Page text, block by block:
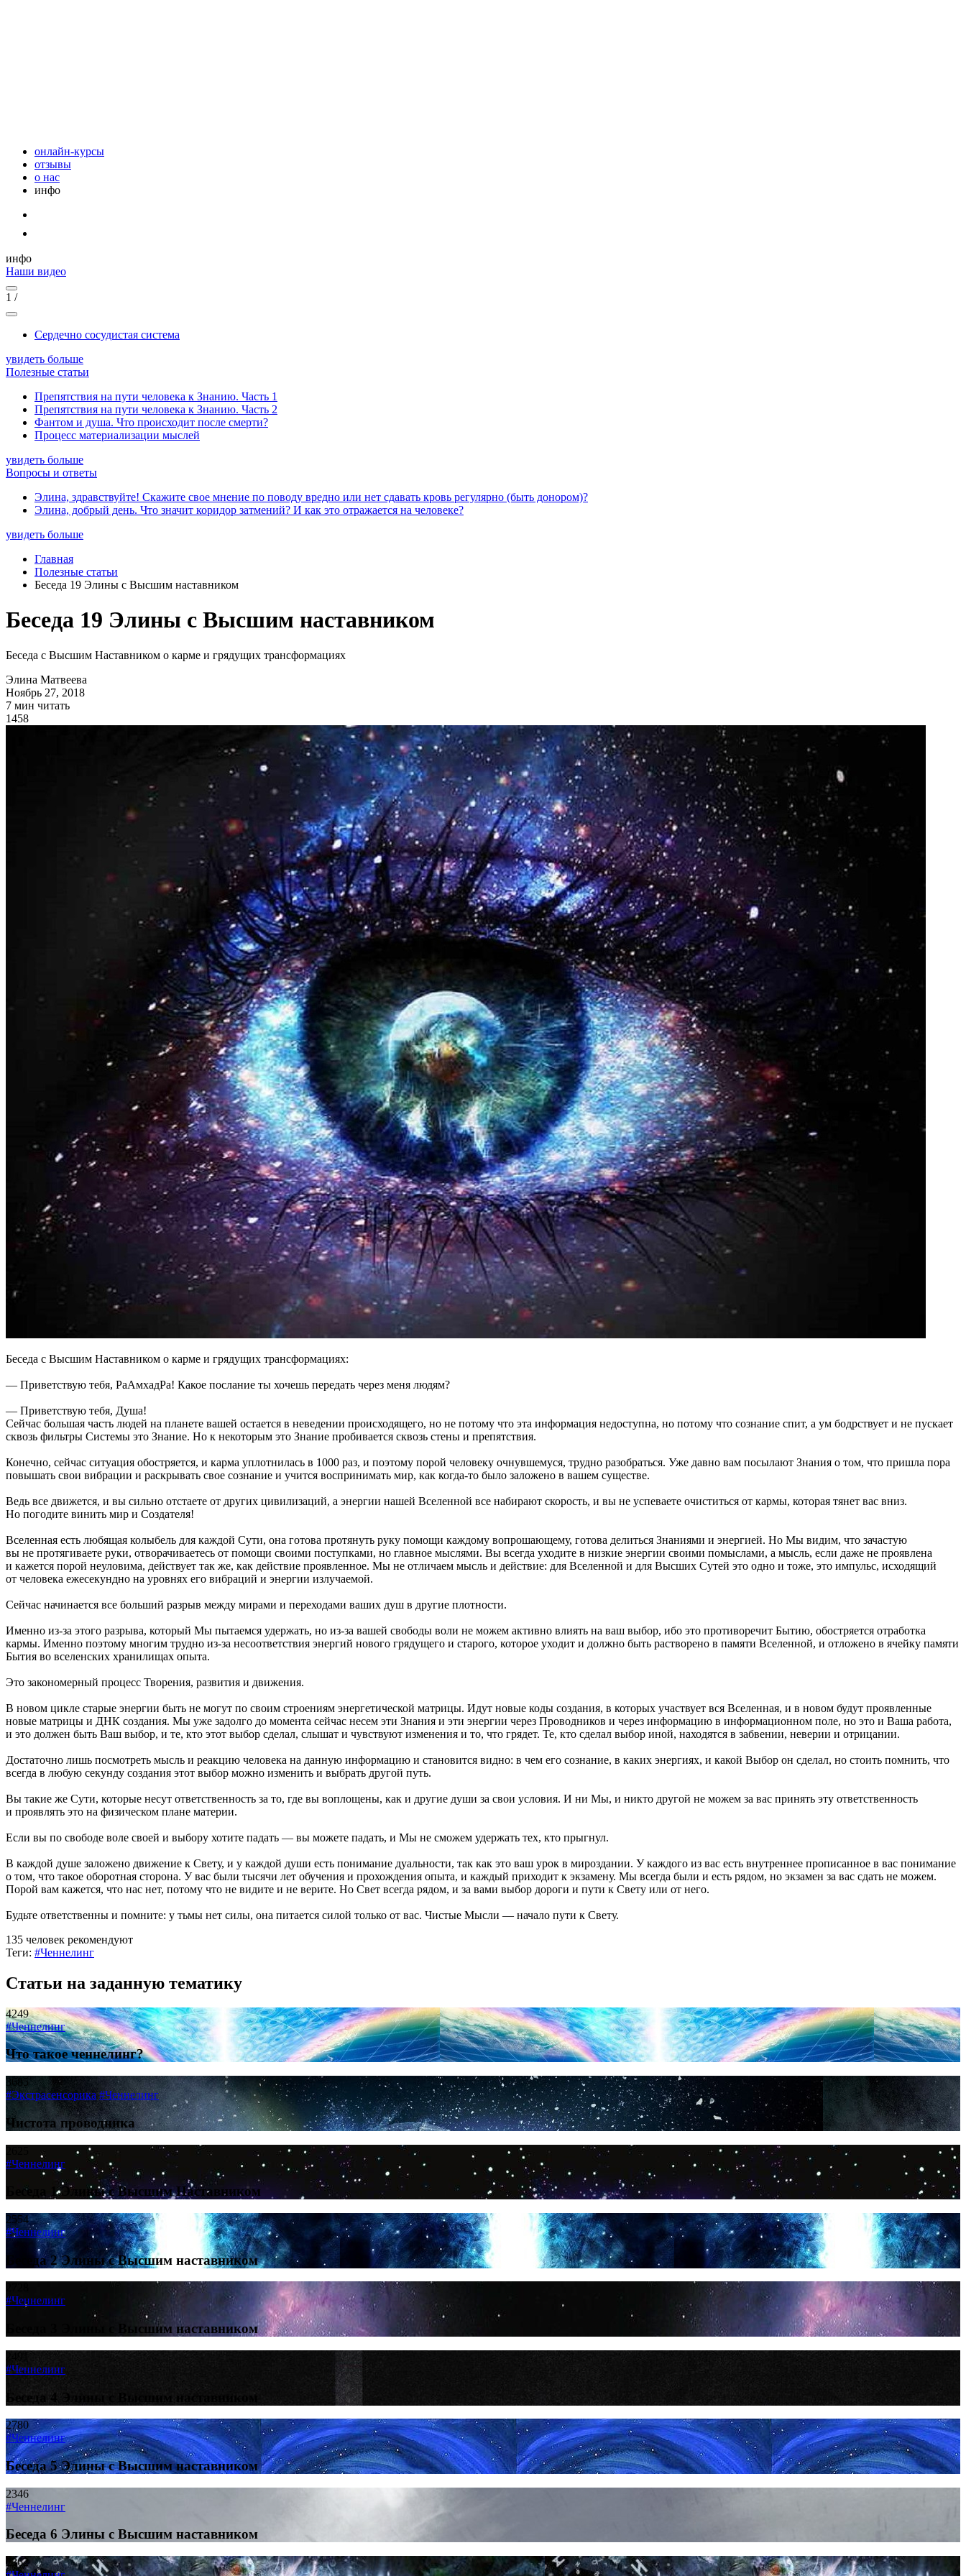
онлайн-курсы
отзывы
о нас
инфо
инфо
Наши видео
1 /
Сердечно сосудистая система
увидеть больше
Полезные статьи
Препятствия на пути человека к Знанию. Часть 1
Препятствия на пути человека к Знанию. Часть 2
Фантом и душа. Что происходит после смерти?
Процесс материализации мыслей
увидеть больше
Вопросы и ответы
Элина, здравствуйте! Скажите свое мнение по поводу вредно или нет сдавать кровь регулярно (быть донором)?
Элина, добрый день. Что значит коридор затмений? И как это отражается на человеке?
увидеть больше
Главная
Полезные статьи
Беседа 19 Элины с Высшим наставником
Беседа 19 Элины с Высшим наставником
Беседа с Высшим Наставником о карме и грядущих трансформациях
Элина Матвеева
Ноябрь 27, 2018
7 мин читать
1458
Беседа с Высшим Наставником о карме и грядущих трансформациях:
— Приветствую тебя, РаАмхадРа! Какое послание ты хочешь передать через меня людям?
— Приветствую тебя, Душа!
Сейчас большая часть людей на планете вашей остается в неведении происходящего, но не потому что эта информация недоступна, но потому что сознание спит, а ум бодрствует и не пускает
сквозь фильтры Системы это Знание. Но к некоторым это Знание пробивается сквозь стены и препятствия.
Конечно, сейчас ситуация обостряется, и карма уплотнилась в 1000 раз, и поэтому порой человеку очнувшемуся, трудно разобраться. Уже давно вам посылают Знания о том, что пришла пора
повышать свои вибрации и раскрывать свое сознание и учится воспринимать мир, как когда-то было заложено в вашем существе.
Ведь все движется, и вы сильно отстаете от других цивилизаций, а энергии нашей Вселенной все набирают скорость, и вы не успеваете очиститься от кармы, которая тянет вас вниз.
Но погодите винить мир и Создателя!
Вселенная есть любящая колыбель для каждой Сути, она готова протянуть руку помощи каждому вопрошающему, готова делиться Знаниями и энергией. Но Мы видим, что зачастую
вы не протягиваете руки, отворачиваетесь от помощи своими поступками, но главное мыслями. Вы всегда уходите в низкие энергии своими помыслами, а мысль, если даже не проявлена
и кажется порой неуловима, действует так же, как действие проявленное. Мы не отличаем мысль и действие: для Вселенной и для Высших Сутей это одно и тоже, это импульс, исходящий
от человека ежесекундно на уровнях его вибраций и энергии излучаемой.
Сейчас начинается все больший разрыв между мирами и переходами ваших душ в другие плотности.
Именно из-за этого разрыва, который Мы пытаемся удержать, но из-за вашей свободы воли не можем активно влиять на ваш выбор, ибо это противоречит Бытию, обостряется отработка
кармы. Именно поэтому многим трудно из-за несоответствия энергий нового грядущего и старого, которое уходит и должно быть растворено в памяти Вселенной, и отложено в ячейку памяти
Бытия во вселенских хранилищах опыта.
Это закономерный процесс Творения, развития и движения.
В новом цикле старые энергии быть не могут по своим строениям энергетической матрицы. Идут новые коды создания, в которых участвует вся Вселенная, и в новом будут проявленные
новые матрицы и ДНК создания. Мы уже задолго до момента сейчас несем эти Знания и эти энергии через Проводников и через информацию в информационном поле, но это и Ваша работа,
и это должен быть Ваш выбор, и те, кто этот выбор сделал, слышат и чувствуют изменения и то, что грядет. Те, кто сделал выбор иной, находятся в забвении, неверии и отрицании.
Достаточно лишь посмотреть мысль и реакцию человека на данную информацию и становится видно: в чем его сознание, в каких энергиях, и какой Выбор он сделал, но стоить помнить, что
всегда в любую секунду создания этот выбор можно изменить и выбрать другой путь.
Вы такие же Сути, которые несут ответственность за то, где вы воплощены, как и другие души за свои условия. И ни Мы, и никто другой не можем за вас принять эту ответственность
и проявлять это на физическом плане материи.
Если вы по свободе воле своей и выбору хотите падать — вы можете падать, и Мы не сможем удержать тех, кто прыгнул.
В каждой душе заложено движение к Свету, и у каждой души есть понимание дуальности, так как это ваш урок в мироздании. У каждого из вас есть внутреннее прописанное в вас понимание
о том, что такое оборотная сторона. У вас были тысячи лет обучения и прохождения опыта, и каждый приходит к экзамену. Мы всегда были и есть рядом, но экзамен за вас сдать не можем.
Порой вам кажется, что нас нет, потому что не видите и не верите. Но Свет всегда рядом, и за вами выбор дороги и пути к Свету или от него.
Будьте ответственны и помните: у тьмы нет силы, она питается силой только от вас. Чистые Мысли — начало пути к Свету.
135 человек рекомендуют
Теги: #Ченнелинг
Статьи на заданную тематику
4249
#Ченнелинг
Что такое ченнелинг?
3685
#Экстрасенсорика #Ченнелинг
Чистота проводника
#Ченнелинг
Беседа 1 Элины с Высшим Наставником
2554
#Ченнелинг
Беседа 2 Элины с Высшим наставником
#Ченнелинг
Беседа 3 Элины с Высшим наставником
#Ченнелинг
Беседа 4 Элины с Высшим наставником
2780
#Ченнелинг
Беседа 5 Элины с Высшим наставником
2346
#Ченнелинг
Беседа 6 Элины с Высшим наставником
2362